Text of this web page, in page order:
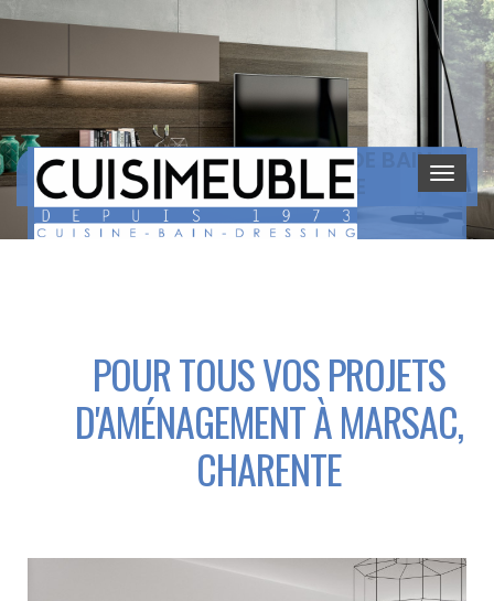
CUISINE, DRESSING, SALLES DE BAIN
À MARSAC, CHARENTE
CUISIMEUBLE
POUR TOUS VOS PROJETS
D'AMÉNAGEMENT À MARSAC,
CHARENTE